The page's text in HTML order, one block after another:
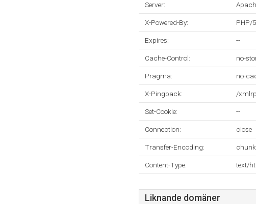
Server:
X-Powered-By: PHP/
Expires: --
Cache-Control: no-
Pragma: no-
X-Pingback: /
Set-Cookie: --
Connection: close
Transfer-Encoding:
Content-Type: text/
Liknande domäner